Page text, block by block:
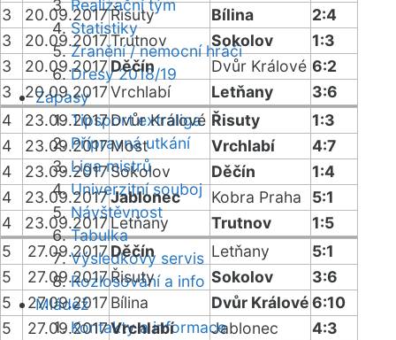
Realizační tým
Statistiky
Zranění / nemocní hráči
Dresy 2018/19
Zápasy
Tipsport extraliga
Přípravná utkání
Liga mistrů
Univerzitní souboj
Návštěvnost
Tabulka
Výsledkový servis
Rozlosování a info
Mládež
Kontakty a informace
3
20.09.2017Řisuty Bílina
2:4
3
20.09.2017Trutnov Sokolov
1:3
3
20.09.2017 Děčín Dvůr Králové 6:2
3
20.09.2017Vrchlabí Letňany
3:6
4
23.09.2017Dvůr Králové Řisuty
1:3
4
23.09.2017Most Vrchlabí
4:7
4
23.09.2017Sokolov Děčín
1:4
4
23.09.2017Jablonec Kobra Praha
5:1
4
23.09.2017Letňany Trutnov
1:5
5
27.09.2017Děčín Letňany
5:1
5
27.09.2017Řisuty Sokolov
3:6
5
27.09.2017 Bílina Dvůr Králové6:10
5
27.09.2017Vrchlabí Jablonec
4:3